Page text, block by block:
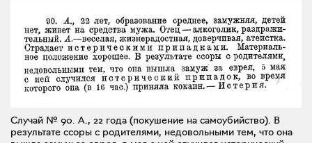
Случай № 90. А., 22 года (покушение на самоубийство). В
результате ссоры с родителями, недовольными тем, что она